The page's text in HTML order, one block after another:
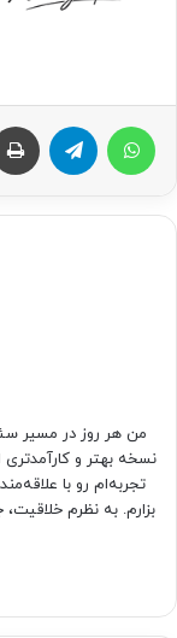
واتس آپ تلگرام
من هر روز در مسیر
نسخه بهتر و
تجربه‌ام رو با
بزارم. به نظرم